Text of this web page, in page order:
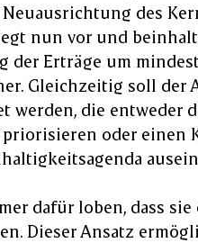
des
nun vor und
der Erträge um
Gleichzeitig soll der
werden, die entweder
oder einen
dafür loben, dass
Dieser Ansatz